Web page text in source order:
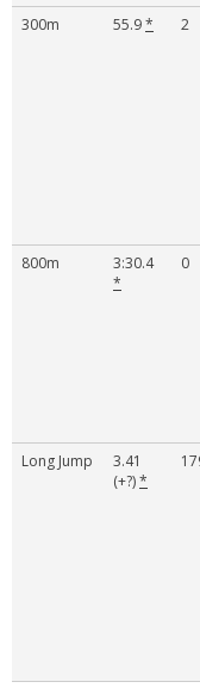
300m
55.9* 2
800m
3:30.4
*
0
Long Jump
3.41
(+?)*